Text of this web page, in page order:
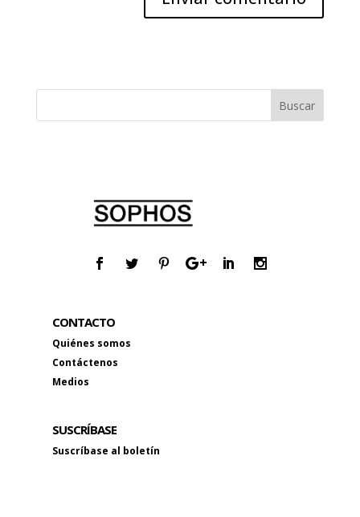
CONTACTO
Quiénes somos
Contáctenos
Medios
SUSCRÍBASE
Suscríbase al boletín